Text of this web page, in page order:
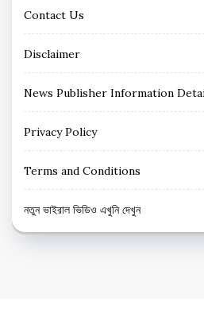
Contact Us
Disclaimer
News Publisher Information
Privacy Policy
Terms and Conditions
নতুন ভাইরাল ভিডিও এখুনি দেখুন